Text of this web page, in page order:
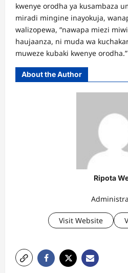
kwenye orodha ya kusambaza
miradi mingine inayokuja,
walizopewa, “nawapa miezi
haujaanza, ni muda wa
muweze kubaki kwenye orodha.”
About the Author
Ripota
Visit Website